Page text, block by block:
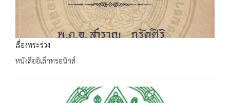
เรื่องพระร่วง
หนังสืออิเล็กทรอนิกส์